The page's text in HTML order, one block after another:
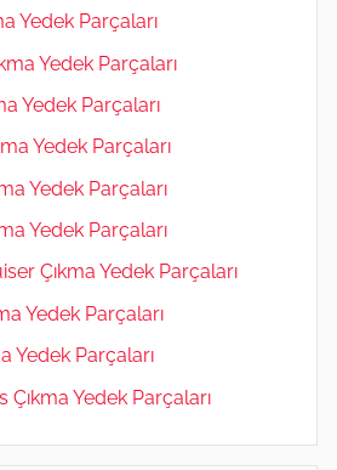
Yedek Parçaları
Yedek Parçaları
Yedek Parçaları
Yedek Parçaları
Yedek Parçaları
Yedek Parçaları
Çıkma Yedek Parçaları
Yedek Parçaları
Yedek Parçaları
Çıkma Yedek Parçaları